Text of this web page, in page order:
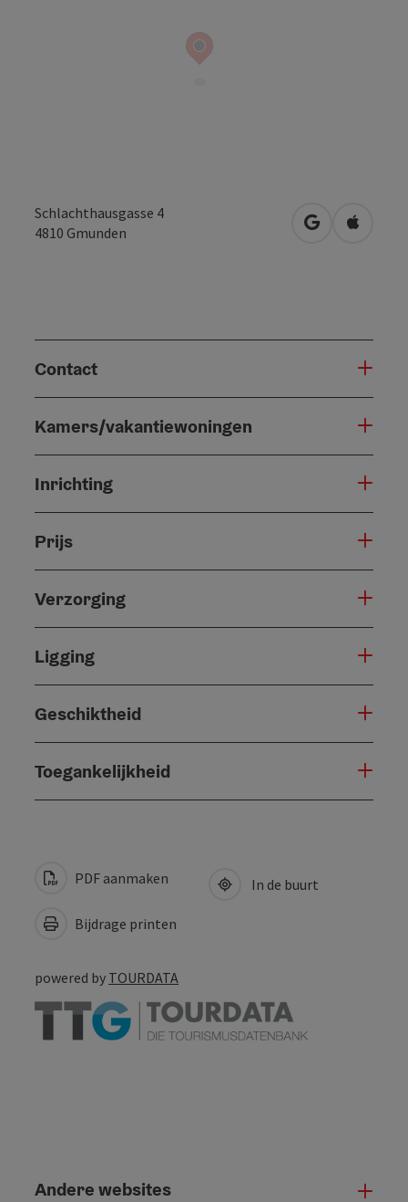
Schlachthausgasse 4
4810 Gmunden Openen in
Contact
Kamers/vakantiewoningen
Inrichting
Prijs
Verzorging
Ligging
Geschiktheid
Toegankelijkheid
PDF aanmaken
Bijdrage printen
In de buurt
powered by TOURDATA
Andere websites